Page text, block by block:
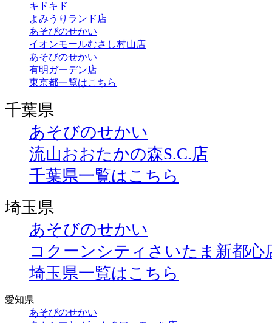
キドキド
よみうりランド店
あそびのせかい
イオンモールむさし村山店
あそびのせかい
有明ガーデン店
東京都一覧はこちら
千葉県
あそびのせかい
流山おおたかの森S.C.店
千葉県一覧はこちら
埼玉県
あそびのせかい
コクーンシティさいたま新都心
埼玉県一覧はこちら
愛知県
あそびのせかい